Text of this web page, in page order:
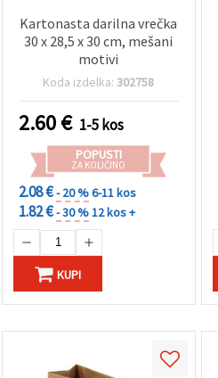
Kartonasta darilna vrečka
30 x 28,5 x 30 cm, mešani
motivi
Koda izdelka:302758
2.60€ 1-5 kos
POPUSTI
ZA KOLIČINO
2.08 €- 20 %6-11 kos
1.82 €- 30 %12 kos +
KUPI